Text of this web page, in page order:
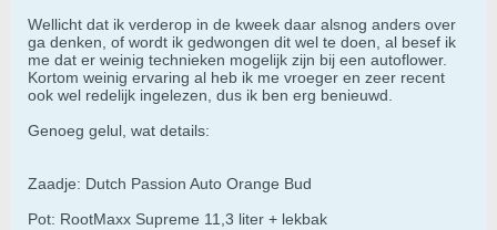
Wellicht dat ik verderop in de kweek daar alsnog anders over
ga denken, of wordt ik gedwongen dit wel te doen, al besef ik
me dat er weinig technieken mogelijk zijn bij een autoflower.
Kortom weinig ervaring al heb ik me vroeger en zeer recent
ook wel redelijk ingelezen, dus ik ben erg benieuwd.
Genoeg gelul, wat details:
Zaadje: Dutch Passion Auto Orange Bud
Pot: RootMaxx Supreme 11,3 liter + lekbak